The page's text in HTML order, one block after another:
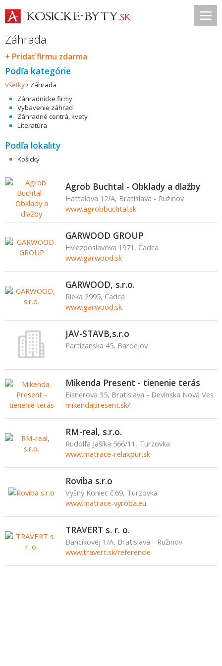
Záhrada
+ Pridať firmu zdarma
Podľa kategórie
Všetky/ Záhrada
Záhradnícke firmy
Vybavenie záhrad
Záhradné centrá, kvety
Literatúra
Podľa lokality
Košický
Agrob Buchtal - Obklady a dlažby
Hattalova 12/A, Bratislava - Ružinov
www.agrobbuchtal.sk
GARWOOD GROUP
Hviezdoslavova 1971, Čadca
www.garwood.sk
GARWOOD, s.r.o.
Rieka 2995, Čadca
www.garwood.sk
JAV-STAVB,s.r.o
Partizanska 45, Bardejov
Mikenda Present - tienenie terás
Eisnerova 35, Bratislava - Devínska Nová Ves
mikendapresent.sk/
RM-real, s.r.o.
Rudolfa Jašíka 566/11, Turzovka
www.matrace-relaxpur.sk
Roviba s.r.o
Vyšný Koniec č.69, Turzovka
www.matrace-vyroba.eu
TRAVERT s. r. o.
Bancíkovej 1/A, Bratislava - Ružinov
www.travert.sk/referencie